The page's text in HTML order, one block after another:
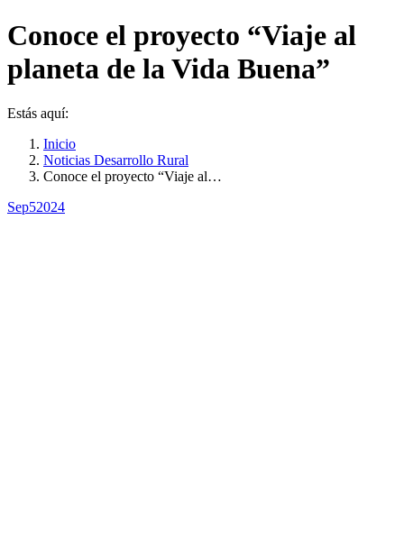
Conoce el proyecto “Viaje al
planeta de la Vida Buena”
Estás aquí:
Inicio
Noticias Desarrollo Rural
Conoce el proyecto “Viaje al…
Sep52024